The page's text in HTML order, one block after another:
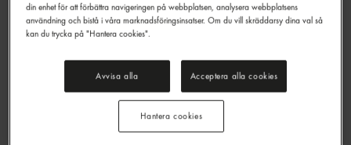
din enhet för att förbättra navigeringen på webbplatsen, analysera webbplatsens
användning och bistå i våra marknadsföringsinsatser. Om du vill skräddarsy dina val så
kan du trycka på "Hantera cookies".
Avvisa alla Acceptera alla cookies
Hantera cookies